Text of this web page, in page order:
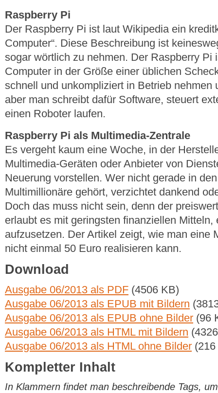
Raspberry Pi
Der Raspberry Pi ist laut Wikipedia ein
Computer“. Diese Beschreibung ist
sogar wörtlich zu nehmen. Der Raspberry Pi
Computer in der Größe einer üblichen
schnell und unkompliziert in Betrieb nehmen
aber man schreibt dafür Software, steuert
einen Roboter laufen.
Raspberry Pi als Multimedia-Zentrale
Es vergeht kaum eine Woche, in der
Multimedia-Geräten oder Anbieter von
Neuerung vorstellen. Wer nicht gerade in
Multimillionäre gehört, verzichtet dankend
Doch das muss nicht sein, denn der
erlaubt es mit geringsten finanziellen Mitteln,
aufzusetzen. Der Artikel zeigt, wie man eine
nicht einmal 50 Euro realisieren kann.
Download
Ausgabe 06/2013 als PDF (4506 KB)
Ausgabe 06/2013 als EPUB mit Bildern
Ausgabe 06/2013 als EPUB ohne Bilder (96
Ausgabe 06/2013 als HTML mit Bildern
Ausgabe 06/2013 als HTML ohne Bilder
Kompletter Inhalt
In Klammern findet man beschreibende Tags,